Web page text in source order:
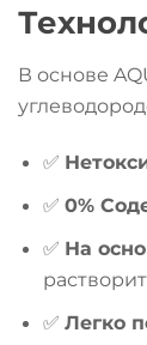
В основе
✅
✅0%
✅ На
✅Легко